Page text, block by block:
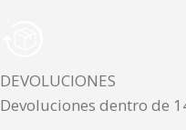
DEVOLUCIONES
Devoluciones dentro de